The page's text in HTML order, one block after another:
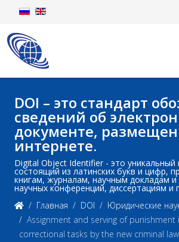
DOI – это стандарт
сведений об
документе,
интернете.
Digital Object Identifier - это
состоящий из латинских букв и цифр,
книгам, журналам, научным докладам и
научных конференций, диссертациям и
Главная
DOI
Юридические
Assignment and serving of
correctional tasks by the new criminal